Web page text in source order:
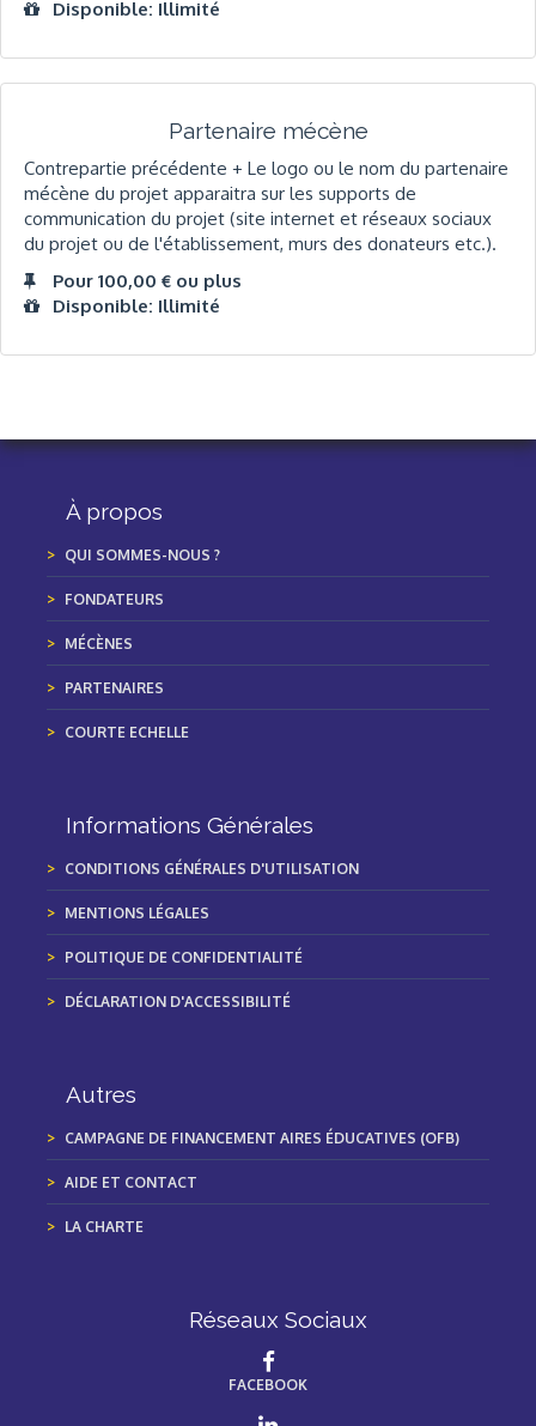
Disponible: Illimité
Partenaire mécène
Contrepartie précédente + Le logo ou le nom du partenaire
mécène du projet apparaitra sur les supports de
communication du projet (site internet et réseaux sociaux
du projet ou de l'établissement, murs des donateurs etc.).
Pour 100,00 € ou plus
Disponible: Illimité
À propos
QUI SOMMES-NOUS ?
FONDATEURS
MÉCÈNES
PARTENAIRES
COURTE ECHELLE
Informations Générales
CONDITIONS GÉNÉRALES D'UTILISATION
MENTIONS LÉGALES
POLITIQUE DE CONFIDENTIALITÉ
DÉCLARATION D'ACCESSIBILITÉ
Autres
CAMPAGNE DE FINANCEMENT AIRES ÉDUCATIVES (OFB)
AIDE ET CONTACT
LA CHARTE
Réseaux Sociaux
FACEBOOK